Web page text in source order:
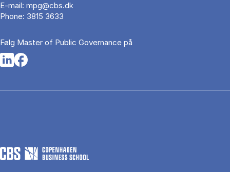
E-mail: mpg@cbs.dk
Phone: 3815 3633
Følg Master of Public Governance på
Opens in a new tab
Opens in a new tab